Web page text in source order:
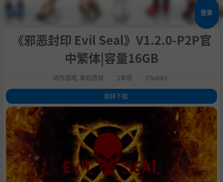
登录
《邪恶封印 Evil Seal》V1.2.0-P2P官
中繁体|容量16GB
动作游戏 单机游戏 2年前 Chobits
跳转下载
1.关于这款游戏
2. 系统需求
3. 支持作者
4
学习版下载